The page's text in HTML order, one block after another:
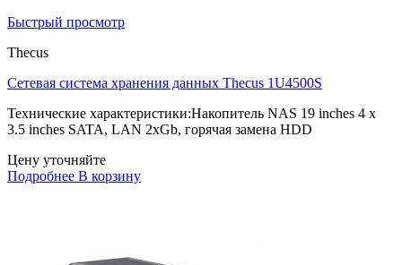
Быстрый просмотр
Thecus
Сетевая система хранения данных Thecus 1U4500S
Технические характеристики:Накопитель NAS 19 inches 4 x
3.5 inches SATA, LAN 2xGb, горячая замена HDD
Цену уточняйте
Подробнее В корзину